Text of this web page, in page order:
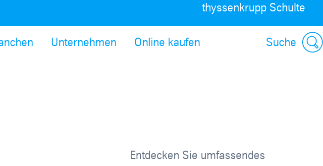
thyssenkrupp Schulte
Unternehmen Online kaufen Suche
Entdecken Sie umfassendes